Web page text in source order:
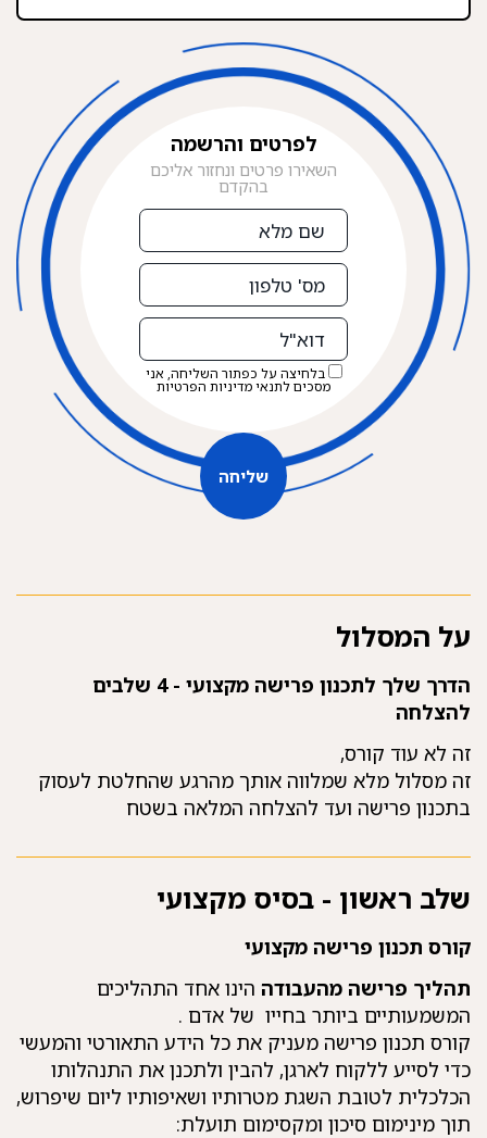
לפרטים והרשמה
השאירו פרטים ונחזור אליכם
בהקדם
בלחיצה על כפתור השליחה, אני
מסכים לתנאימדיניות הפרטיות
שליחה
שליחה
על המסלול
הדרך שלך לתכנון פרישה מקצועי -
4 שלבים
להצלחה
זה לא עוד קורס,
זה מסלול מלא שמלווה אותך מהרגע שהחלטת לעסוק
בתכנון פרישה ועד להצלחה המלאה בשטח
שלב ראשון - בסיס מקצועי
קורס תכנון פרישה מקצועי
תהליך פרישה מהעבודה הינו אחד התהליכים
המשמעותיים ביותר בחייו של אדם .
קורס תכנון פרישה מעניק את כל הידע התאורטי והמעשי
כדי לסייע ללקוח לארגן, להבין ולתכנן את התנהלותו
הכלכלית לטובת השגת מטרותיו ושאיפותיו ליום שיפרוש,
תוך מינימום סיכון ומקסימום תועלת: